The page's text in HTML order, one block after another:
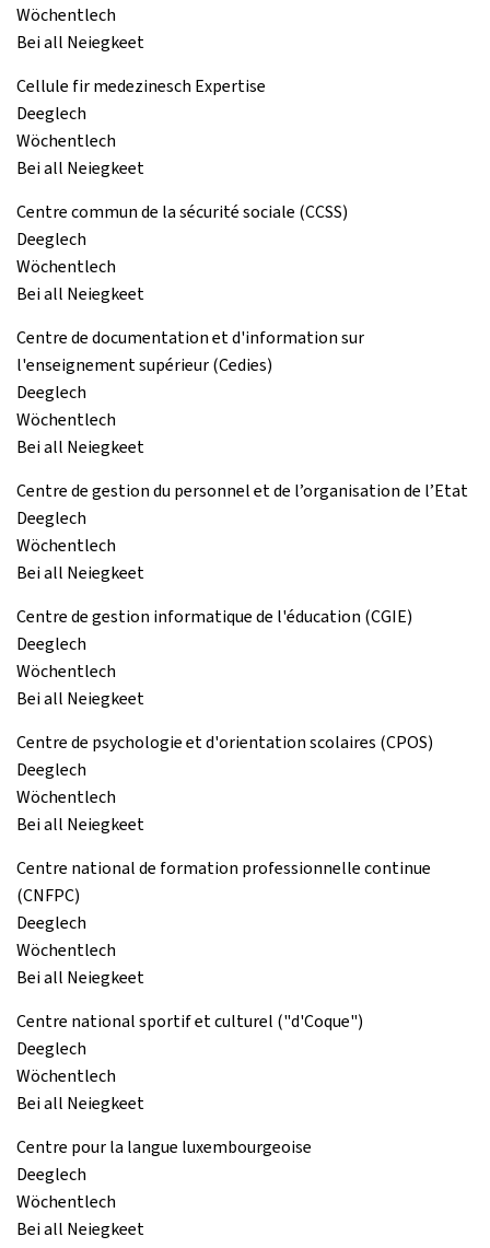
Wöchentlech
Bei all Neiegkeet
Cellule fir medezinesch Expertise
Deeglech
Wöchentlech
Bei all Neiegkeet
Centre commun de la sécurité sociale (CCSS)
Deeglech
Wöchentlech
Bei all Neiegkeet
Centre de documentation et d'information sur
l'enseignement supérieur (Cedies)
Deeglech
Wöchentlech
Bei all Neiegkeet
Centre de gestion du personnel et de l’organisation de l’Etat
Deeglech
Wöchentlech
Bei all Neiegkeet
Centre de gestion informatique de l'éducation (CGIE)
Deeglech
Wöchentlech
Bei all Neiegkeet
Centre de psychologie et d'orientation scolaires (CPOS)
Deeglech
Wöchentlech
Bei all Neiegkeet
Centre national de formation professionnelle continue
(CNFPC)
Deeglech
Wöchentlech
Bei all Neiegkeet
Centre national sportif et culturel ("d'Coque")
Deeglech
Wöchentlech
Bei all Neiegkeet
Centre pour la langue luxembourgeoise
Deeglech
Wöchentlech
Bei all Neiegkeet